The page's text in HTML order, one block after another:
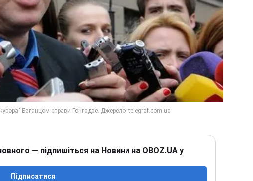
— підпишіться на Новини на OBOZ.UA у
Підписатися